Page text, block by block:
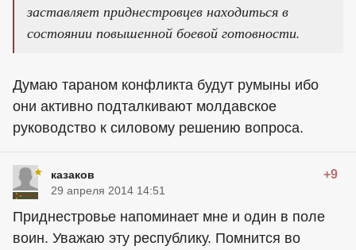
заставляет приднестровцев находиться в
состоянии повышенной боевой готовности.
Думаю тараном конфликта будут румыны ибо
они активно подталкивают молдавское
руководство к силовому решению вопроса.
казаков +9
29 апреля 2014 14:51
Приднестровье напоминает мне и один в поле
воин. Уважаю эту республику. Помнится во